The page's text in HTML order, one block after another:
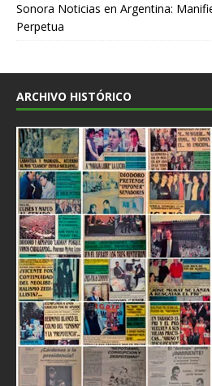
Sonora Noticias en Argentina:
Perpetua
ARCHIVO HISTÓRICO